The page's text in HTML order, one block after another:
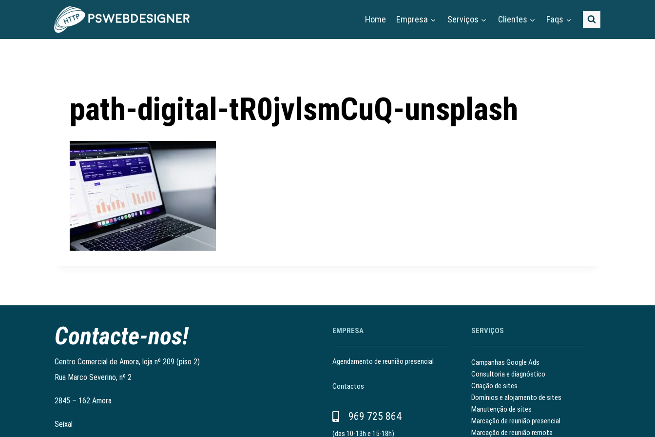
Home Empresa Serviços Clientes Faqs
path-digital-tR0jvlsmCuQ-unsplash
Contacte-nos!
Centro Comercial de Amora, loja nº 209 (piso 2)
Rua Marco Severino, nº 2
2845 – 162 Amora
Seixal
EMPRESA
Agendamento de reunião presencial
Contactos
969 725 864
(das 10-13h e 15-18h)
SERVIÇOS
Campanhas Google Ads
Consultoria e diagnóstico
Criação de sites
Domínios e alojamento de sites
Manutenção de sites
Marcação de reunião presencial
Marcação de reunião remota